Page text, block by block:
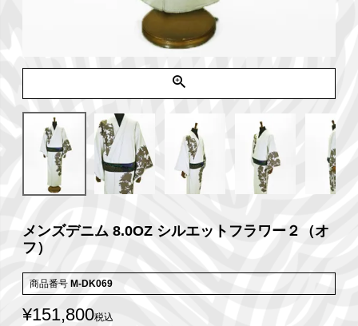
メンズデニム 8.0OZ シルエットフラワー２（オ
フ）
商品番号 M-DK069
¥151,800税込